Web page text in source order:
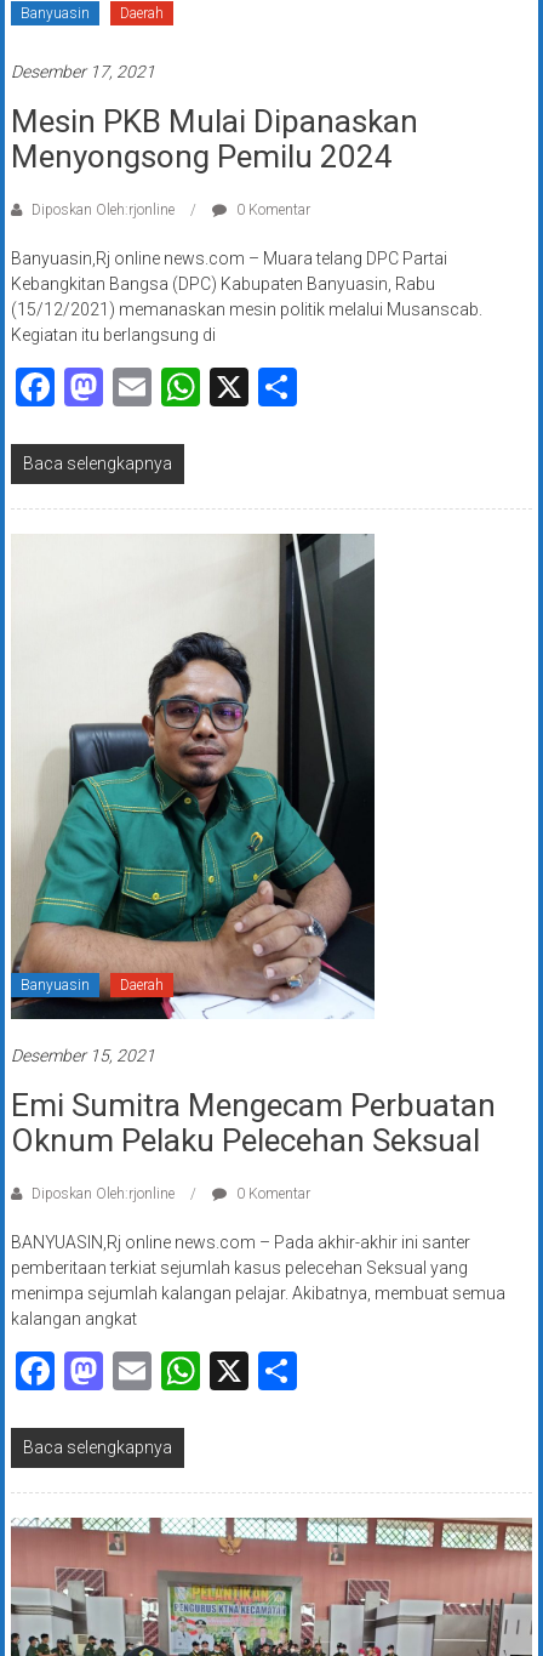
Banyuasin Daerah
Desember 17, 2021
Mesin PKB Mulai Dipanaskan
Menyongsong Pemilu 2024
Diposkan Oleh:rjonline 0 Komentar
Banyuasin,Rj online news.com – Muara telang DPC Partai
Kebangkitan Bangsa (DPC) Kabupaten Banyuasin, Rabu
(15/12/2021) memanaskan mesin politik melalui Musanscab.
Kegiatan itu berlangsung di
Facebook
Mastodon
EmailWhatsApp
X Share
Baca selengkapnya
Banyuasin Daerah
Desember 15, 2021
Emi Sumitra Mengecam Perbuatan
Oknum Pelaku Pelecehan Seksual
Diposkan Oleh:rjonline 0 Komentar
BANYUASIN,Rj online news.com – Pada akhir-akhir ini santer
pemberitaan terkiat sejumlah kasus pelecehan Seksual yang
menimpa sejumlah kalangan pelajar. Akibatnya, membuat semua
kalangan angkat
Facebook
Mastodon
EmailWhatsApp
X Share
Baca selengkapnya